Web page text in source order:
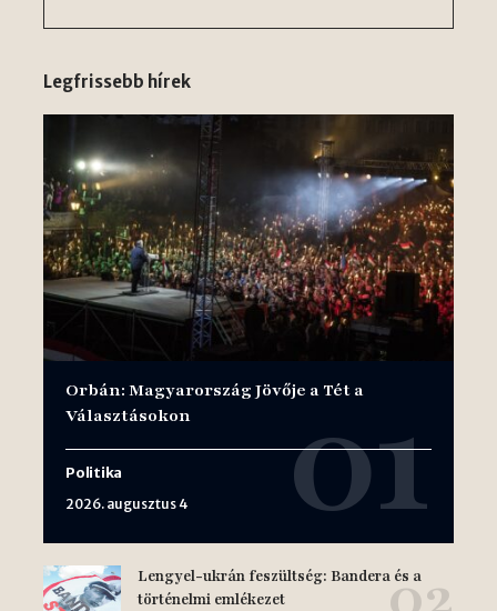
Legfrissebb hírek
Orbán: Magyarország Jövője a Tét a
Választásokon
Politika
2026. augusztus 4
Lengyel-ukrán feszültség: Bandera és a
történelmi emlékezet